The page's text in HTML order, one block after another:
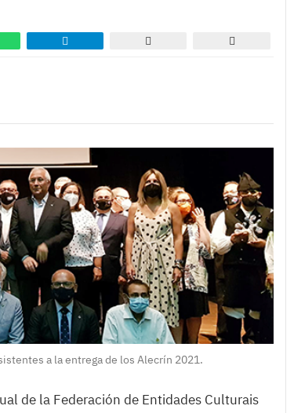
a la entrega de los Alecrín 2021.
de la Federación de Entidades Culturais